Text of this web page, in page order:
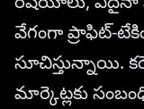
వేగంగా ప్రాఫిట్-
సూచిస్తున్నాయి.
మార్కెట్లకు